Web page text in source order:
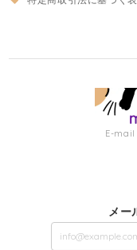
E-mail
メー